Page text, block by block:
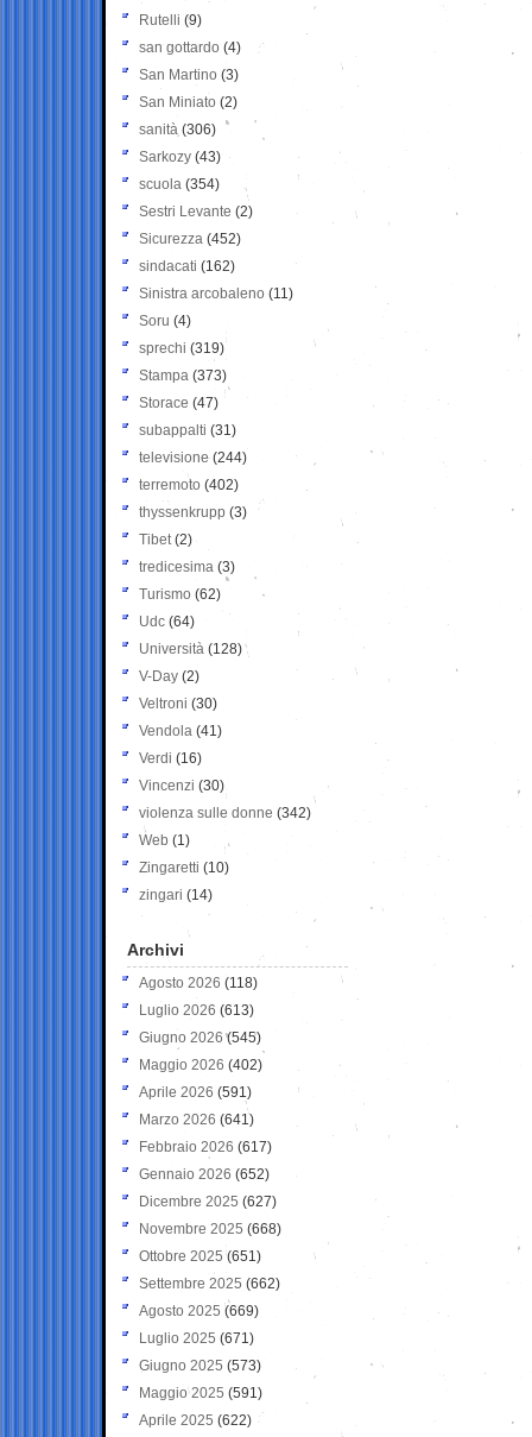
Rutelli (9)
san gottardo (4)
San Martino (3)
San Miniato (2)
sanità (306)
Sarkozy (43)
scuola (354)
Sestri Levante (2)
Sicurezza (452)
sindacati (162)
Sinistra arcobaleno (11)
Soru (4)
sprechi (319)
Stampa (373)
Storace (47)
subappalti (31)
televisione(244)
terremoto (402)
thyssenkrupp (3)
Tibet(2)
tredicesima (3)
Turismo (62)
Udc (64)
Università (128)
V-Day (2)
Veltroni (30)
Vendola (41)
Verdi (16)
Vincenzi (30)
violenza sulle donne (342)
Web (1)
Zingaretti (10)
zingari (14)
Archivi
Agosto 2026 (118)
Luglio 2026 (613)
Giugno 2026 (545)
Maggio 2026 (402)
Aprile 2026 (591)
Marzo 2026 (641)
Febbraio 2026 (617)
Gennaio 2026 (652)
Dicembre 2025 (627)
Novembre 2025 (668)
Ottobre 2025 (651)
Settembre 2025 (662)
Agosto 2025 (669)
Luglio 2025 (671)
Giugno 2025 (573)
Maggio 2025 (591)
Aprile 2025 (622)